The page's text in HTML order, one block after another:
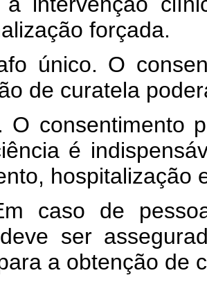
forçada.
único. O
de curatela
O consentimento
é
hospitalização
caso de
ser
a obtenção de